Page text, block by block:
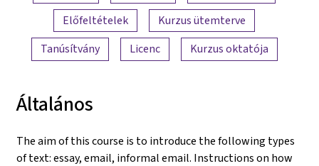
Előfeltételek
Kurzus ütemterve
Tanúsítvány
Licenc Kurzus oktatója
Általános
The aim of this course is to introduce the following types
of text: essay, email, informal email. Instructions on how